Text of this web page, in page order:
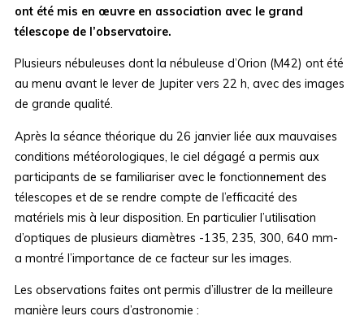
ont été mis en œuvre en association avec le grand
télescope de l’observatoire.
Plusieurs nébuleuses dont la nébuleuse d’Orion (M42) ont été
au menu avant le lever de Jupiter vers 22 h, avec des images
de grande qualité.
Après la séance théorique du 26 janvier liée aux mauvaises
conditions météorologiques, le ciel dégagé a permis aux
participants de se familiariser avec le fonctionnement des
télescopes et de se rendre compte de l’efficacité des
matériels mis à leur disposition. En particulier l’utilisation
d’optiques de plusieurs diamètres -135, 235, 300, 640 mm-
a montré l’importance de ce facteur sur les images.
Les observations faites ont permis d’illustrer de la meilleure
manière leurs cours d’astronomie :